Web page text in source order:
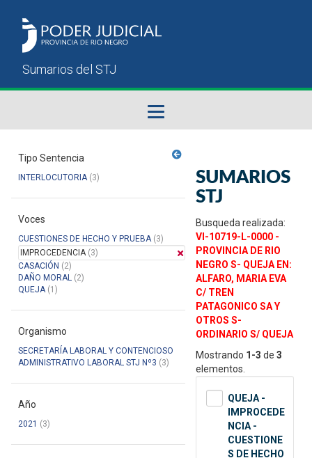
Sumarios del STJ
Manual del Usuario
Tipo Sentencia
INTERLOCUTORIA(3)
Voces
CUESTIONES DE HECHO Y PRUEBA(3)
IMPROCEDENCIA(3)
CASACIÓN (2)
DAÑO MORAL (2)
QUEJA(1)
Organismo
SECRETARÍA LABORAL Y CONTENCIOSO
ADMINISTRATIVO LABORAL STJ Nº3 (3)
Año
2021 (3)
SUMARIOS
STJ
Busqueda realizada:
VI-10719-L-0000 -
PROVINCIA DE RIO
NEGRO S- QUEJA EN:
ALFARO, MARIA EVA
C/ TREN
PATAGONICO SA Y
OTROS S-
ORDINARIO S/ QUEJA
Mostrando 1-3 de 3
elementos.
QUEJA -
IMPROCEDE
NCIA -
CUESTIONE
S DE HECHO